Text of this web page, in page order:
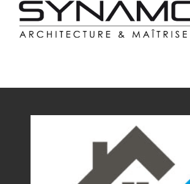
FAQ
Nos réalisations